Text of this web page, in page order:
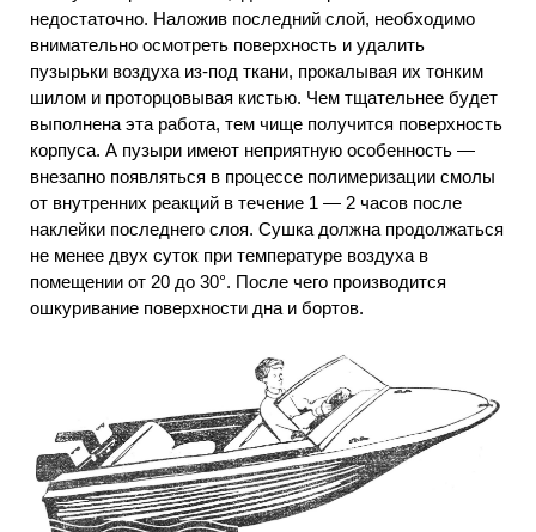
недостаточно. Наложив последний слой, необходимо
внимательно осмотреть поверхность и удалить
пузырьки воздуха из-под ткани, прокалывая их тонким
шилом и проторцовывая кистью. Чем тщательнее будет
выполнена эта работа, тем чище получится поверхность
корпуса. А пузыри имеют неприятную особенность —
внезапно появляться в процессе полимеризации смолы
от внутренних реакций в течение 1 — 2 часов после
наклейки последнего слоя. Сушка должна продолжаться
не менее двух суток при температуре воздуха в
помещении от 20 до 30°. После чего производится
ошкуривание поверхности дна и бортов.